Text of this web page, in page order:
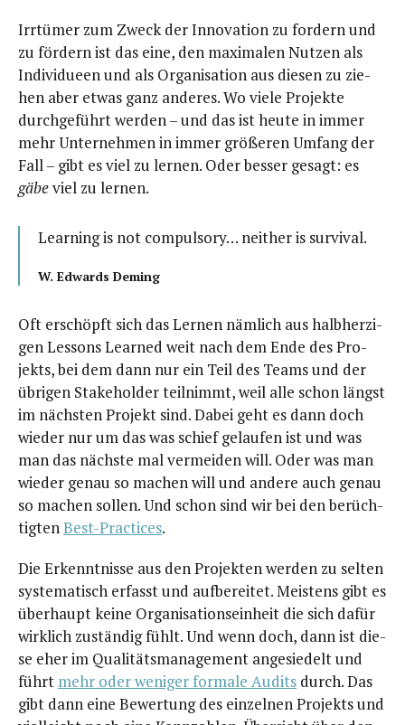
Irr­tü­mer zum Zweck der Inno­va­ti­on zu for­dern und
zu för­dern ist das eine, den maxi­ma­len Nut­zen als
Indi­vi­dueen und als Orga­ni­sa­ti­on aus die­sen zu zie­
hen aber etwas ganz ande­res. Wo vie­le Pro­jek­te
durch­ge­führt wer­den – und das ist heu­te in immer
mehr Unter­neh­men in immer grö­ße­ren Umfang der
Fall – gibt es viel zu ler­nen. Oder bes­ser gesagt: es
gäbeviel zu lernen.
Lear­ning is not com­pul­so­ry… neither is survival.
W. Edwards Deming
Oft erschöpft sich das Ler­nen näm­lich aus halb­her­zi­
gen Les­sons Lear­ned weit nach dem Ende des Pro­
jekts, bei dem dann nur ein Teil des Teams und der
übri­gen Stake­hol­der teil­nimmt, weil alle schon längst
im nächs­ten Pro­jekt sind. Dabei geht es dann doch
wie­der nur um das was schief gelau­fen ist und was
man das nächs­te mal ver­mei­den will. Oder was man
wie­der genau so machen will und ande­re auch genau
so machen sol­len. Und schon sind wir bei den berüch­
tig­tenBest-Prac­ti­ces.
Die Erkennt­nis­se aus den Pro­jek­ten wer­den zu sel­ten
sys­te­ma­tisch erfasst und auf­be­rei­tet. Meis­tens gibt es
über­haupt kei­ne Orga­ni­sa­ti­ons­ein­heit die sich dafür
wirk­lich zustän­dig fühlt. Und wenn doch, dann ist die­
se eher im Qua­li­täts­ma­nage­ment ange­sie­delt und
führt mehr oder weni­ger for­ma­le Audits durch. Das
gibt dann eine Bewer­tung des ein­zel­nen Pro­jekts und